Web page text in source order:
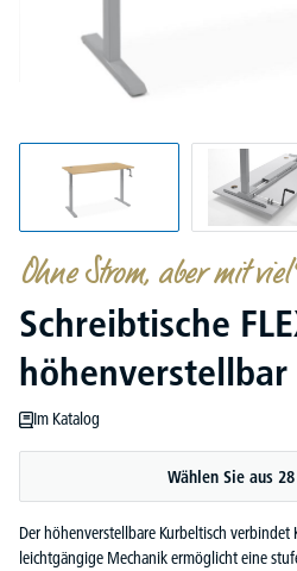
Ohne Strom, aber mit
Schreibtische
höhenverstellbar
Im Katalog
Wählen Sie aus
Der höhenverstellbare Kurbeltisch
leichtgängige Mechanik ermöglicht eine